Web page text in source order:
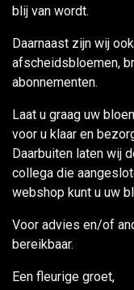
blij van wordt.
Daarnaast zijn wij
afscheidsbloemen,
abonnementen.
Laat u graag uw
voor u klaar en
Daarbuiten laten wij
collega die
webshop kunt u uw
Voor advies en/of
bereikbaar.
Een fleurige groet,